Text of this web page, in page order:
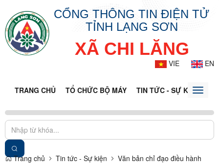
CỔNG THÔNG TIN ĐIỆN TỬ
TỈNH LẠNG SƠN
XÃ CHI LĂNG
VIE EN
TRANG CHỦ TỔ CHỨC BỘ MÁY TIN TỨC - SỰ KIỆNToggle
Trang chủ Tin tức - Sự kiện Văn bản chỉ đạo điều hành